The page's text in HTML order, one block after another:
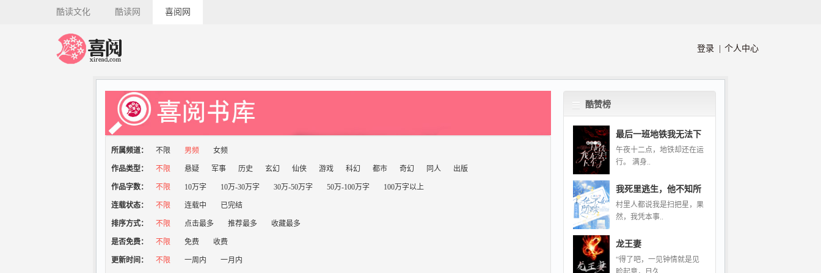
酷读文化 酷读网 喜阅网
登录 | 个人中心
所属频道： 不限 男频 女频
作品类型： 不限 悬疑 军事 历史 玄幻 仙侠 游戏 科幻 都市 奇幻 同人 出版
作品字数： 不限 10万字 10万-30万字 30万-50万字 50万-100万字 100万字以上
连载状态： 不限 连载中 已完结
排序方式： 不限 点击最多 推荐最多 收藏最多
是否免费： 不限 免费 收费
更新时间： 不限 一周内 一月内
酷赞榜
最后一班地铁我无法下
午夜十二点，地铁却还在运
行。 满身..
我死里逃生，他不知所
村里人都说我是扫把星，果
然，我凭本事..
龙王妻
“得了吧，一见钟情就是见